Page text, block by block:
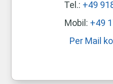
Tel.: +49
Mobil: +49
Per Mail